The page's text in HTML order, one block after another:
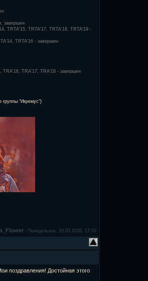
завершен
TRTA'15, TRTA'17, TRTA'18, TRTA'19 -
TRTA'16 - завершен
TRA'16, TRA'17, TRA'18 - завершен
группы "Икремус")
- Понедельник, 30.03.2020, 17:53
поздравления! Достойная этого